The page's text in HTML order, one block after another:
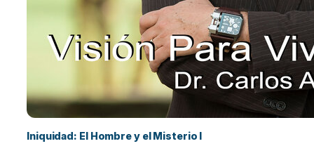
Iniquidad: El Hombre y el Misterio I